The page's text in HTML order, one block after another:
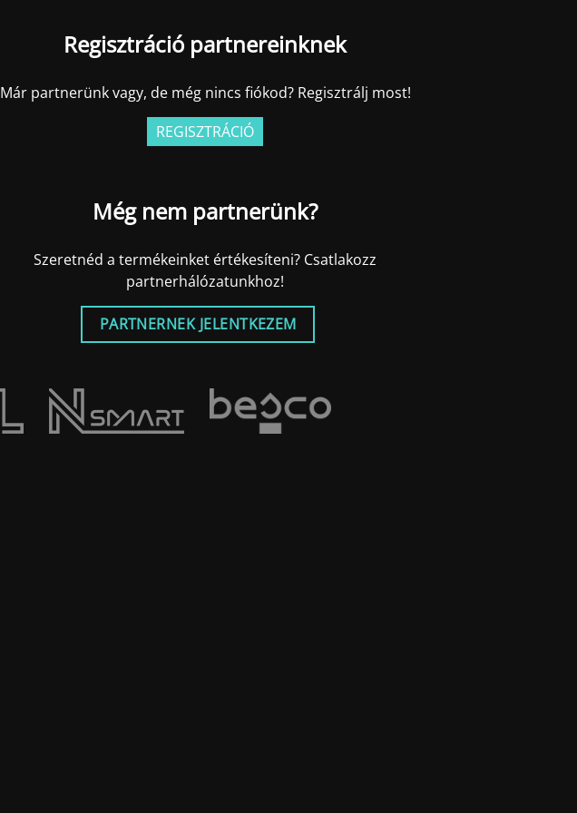
Regisztráció partnereinknek
Már partnerünk vagy, de még nincs fiókod? Regisztrálj most!
REGISZTRÁCIÓ
Még nem partnerünk?
Szeretnéd a termékeinket értékesíteni? Csatlakozz
partnerhálózatunkhoz!
PARTNERNEK JELENTKEZEM